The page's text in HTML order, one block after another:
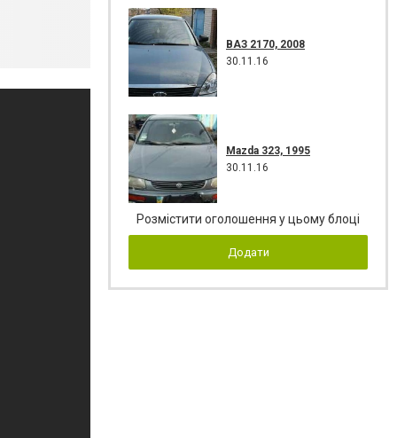
ВАЗ 2170, 2008
30.11.16
Mazda 323, 1995
30.11.16
Розмістити оголошення у цьому блоці
Додати